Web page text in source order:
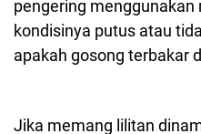
pengering
kondisinya putus atau
apakah gosong terbakar
Jika memang lilitan